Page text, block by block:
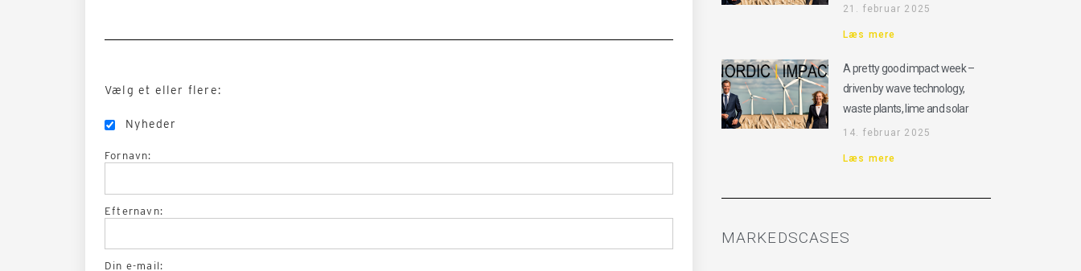
Vælg et eller flere:
Nyheder
Fornavn:
Efternavn:
Din e-mail:
21. februar 2025
Læs mere
A pretty good impact week –
driven by wave technology,
waste plants, lime and solar
14. februar 2025
Læs mere
MARKEDSCASES